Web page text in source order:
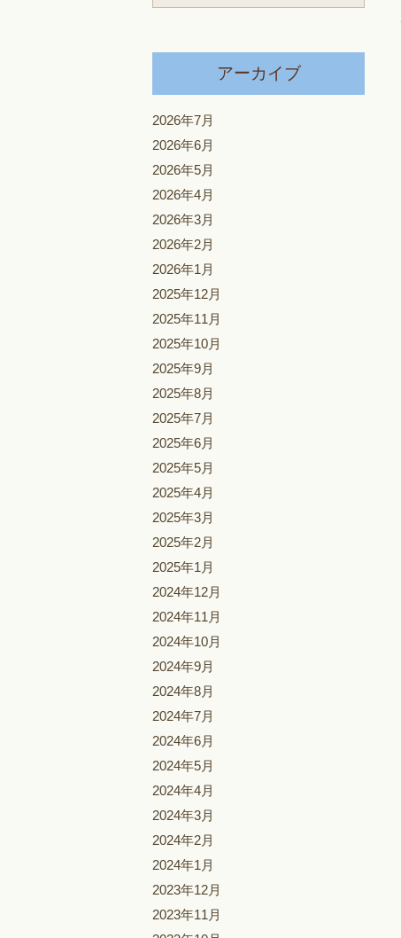
アーカイブ
2026年7月
2026年6月
2026年5月
2026年4月
2026年3月
2026年2月
2026年1月
2025年12月
2025年11月
2025年10月
2025年9月
2025年8月
2025年7月
2025年6月
2025年5月
2025年4月
2025年3月
2025年2月
2025年1月
2024年12月
2024年11月
2024年10月
2024年9月
2024年8月
2024年7月
2024年6月
2024年5月
2024年4月
2024年3月
2024年2月
2024年1月
2023年12月
2023年11月